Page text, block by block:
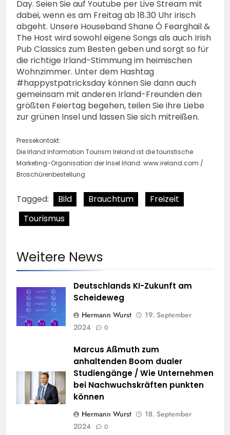
Day. Seien Sie auf Youtube per Live Stream mit
dabei, wenn es am Freitag ab 18.30 Uhr irisch
abgeht. Unsere Houseband Shane Ó Fearghail &
The Host wird sowohl eigene Songs als auch Irish
Pub Classics zum Besten geben und sorgt so für
die richtige Irland-Stimmung im heimischen
Wohnzimmer. Unter dem Hashtag
#happystpatricksday können Sie dann auch
gemeinsam mit anderen Irland-Freunden den
größten Feiertag begehen, teilen Sie ihre Liebe
zur grünen Insel und lassen Sie sich mitreißen.
Pressekontakt:
Die Irland Information Tourism Ireland ist die touristische
Marketing-Organisation der Insel Irland: www.ireland.com /
Broschürenbestellung
Tagged: Bild Brauchtum
Freizeit
Tourismus
Weitere News
Deutschlands KI-Zukunft am
Scheideweg
Hermann Wurst
19. September
2024
0
Marcus Aßmuth zum
anhaltenden Boom dualer
Studiengänge / Wie Unternehmen
bei Nachwuchskräften punkten
können
Hermann Wurst
18. September
2024
0